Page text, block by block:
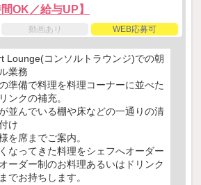
OK／給与UP】
動画あり WEB応募可
Lounge(コンソルトラウンジ)での朝
業務
準備で料理を料理コーナーに並べた
ンクの補充。
並んでいる棚や床などの一通りの清
け
を席までご案内。
なってきた料理をシェフへオーダー
ーダー制のお料理あるいはドリンク
でお持ちします。